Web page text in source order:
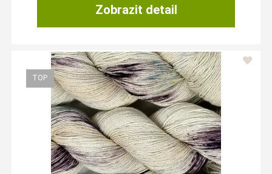
Zobrazit detail